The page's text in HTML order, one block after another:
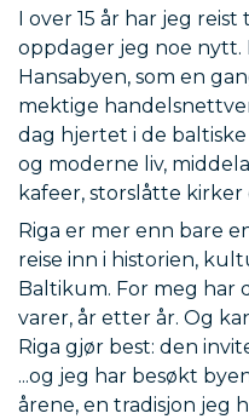
I over 15 år har jeg
oppdager jeg noe nytt.
Hansabyen, som en
mektige
dag hjertet i de
og moderne liv,
kafeer, storslåtte kirker
Riga er mer enn bare
reise inn i historien,
Baltikum. For meg
varer, år etter år. Og
Riga gjør best: den
...og jeg har besøkt
årene, en tradisjon jeg